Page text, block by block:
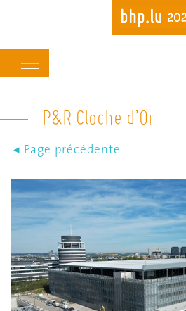
navigation
P&R Cloche d’Or